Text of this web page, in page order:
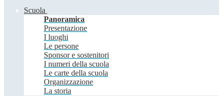
Scuola
Panoramica
Presentazione
I luoghi
Le persone
Sponsor e sostenitori
I numeri della scuola
Le carte della scuola
Organizzazione
La storia